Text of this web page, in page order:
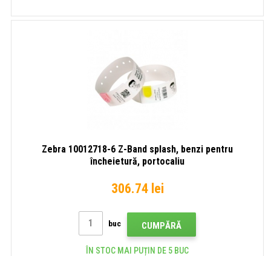
Zebra 10012718-6 Z-Band splash, benzi pentru
încheietură, portocaliu
306.74 lei
buc CUMPĂRĂ
ÎN STOC MAI PUȚIN DE 5 BUC